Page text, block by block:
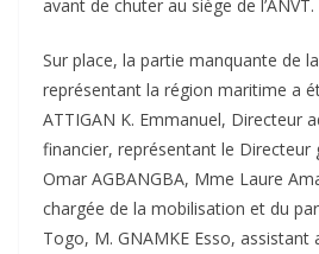
avant de chuter au siège de l’ANVT.
Sur place, la partie manquante de
représentant la région maritime a
ATTIGAN K. Emmanuel, Directeur
financier, représentant le Directeur
Omar AGBANGBA, Mme Laure
chargée de la mobilisation et du
Togo, M. GNAMKE Esso, assistant